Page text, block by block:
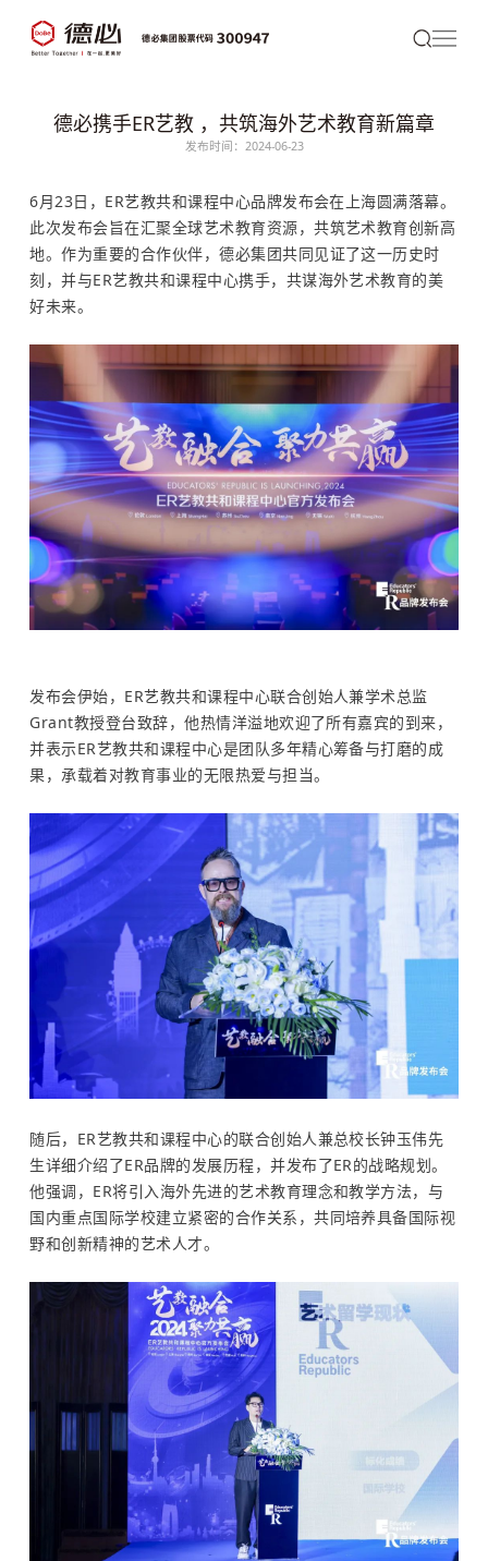
德必携手ER艺教 ，共筑海外艺术教育新篇章
发布时间：2024-06-23
6月23日，ER艺教共和课程中心品牌发布会在上海圆满落幕。
此次发布会旨在汇聚全球艺术教育资源，共筑艺术教育创新高
地。作为重要的合作伙伴，德必集团共同见证了这一历史时
刻，并与ER艺教共和课程中心携手，共谋海外艺术教育的美
好未来。
发布会伊始，ER艺教共和课程中心联合创始人兼学术总监
Grant教授登台致辞，他热情洋溢地欢迎了所有嘉宾的到来，
并表示ER艺教共和课程中心是团队多年精心筹备与打磨的成
果，承载着对教育事业的无限热爱与担当。
随后，ER艺教共和课程中心的联合创始人兼总校长钟玉伟先
生详细介绍了ER品牌的发展历程，并发布了ER的战略规划。
他强调，ER将引入海外先进的艺术教育理念和教学方法，与
国内重点国际学校建立紧密的合作关系，共同培养具备国际视
野和创新精神的艺术人才。